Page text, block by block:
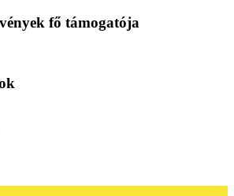
fő támogatója